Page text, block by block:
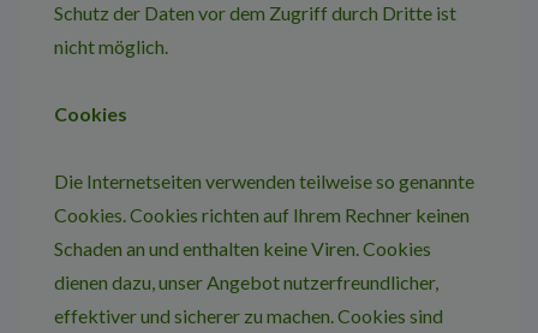
Schutz der Daten vor dem Zugriff durch Dritte ist
nicht möglich.
Cookies
Die Internetseiten verwenden teilweise so genannte
Cookies. Cookies richten auf Ihrem Rechner keinen
Schaden an und enthalten keine Viren. Cookies
dienen dazu, unser Angebot nutzerfreundlicher,
effektiver und sicherer zu machen. Cookies sind